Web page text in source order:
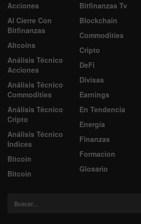
Acciones
Al Cierre Con
Bitfinanzas
Altcoins
Análisis Técnico
Acciones
Análisis Técnico
Commodities
Análisis Técnico
Cripto
Análisis Técnico
Indices
Bitcoin
Bitcoin
Bitfinanzas Tv
Blockchain
Commodities
Cripto
DeFi
Divisas
Earnings
En Tendencia
Energía
Finanzas
Formacion
Glosario